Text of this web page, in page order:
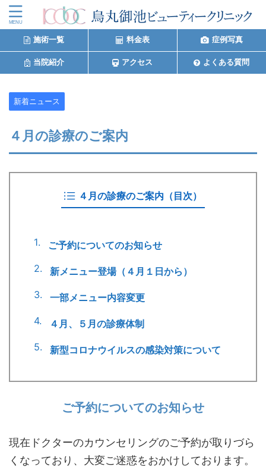
施術一覧 料金表 症例写真
当院紹介 アクセス よくある質問
新着ニュース
４月の診療のご案内
４月の診療のご案内（目次）
ご予約についてのお知らせ
新メニュー登場（４月１日から）
一部メニュー内容変更
４月、５月の診療体制
新型コロナウイルスの感染対策について
ご予約についてのお知らせ
現在ドクターのカウンセリングのご予約が取りづら
くなっており、大変ご迷惑をおかけしております。